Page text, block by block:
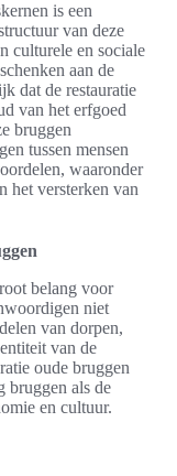
is een
van deze
culturele en sociale
aan de
dat de restauratie
van het erfgoed
bruggen
tussen mensen
waaronder
het versterken van
belang voor
niet
van dorpen,
van de
oude bruggen
bruggen als de
en cultuur.